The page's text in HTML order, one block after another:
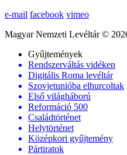
e-mail facebook vimeo
Magyar Nemzeti Levéltár ©
Gyűjtemények
Rendszerváltás vidéken
Digitális Roma levéltár
Szovjetunióba elhurcoltak
Első világháború
Reformáció 500
Családtörténet
Helytörténet
Középkori gyűjtemény
Pártiratok